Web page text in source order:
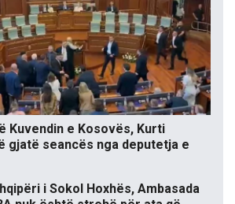
Kuvendin e Kosovës, Kurti
gjatë seancës nga deputetja e
i Sokol Hoxhës, Ambasada